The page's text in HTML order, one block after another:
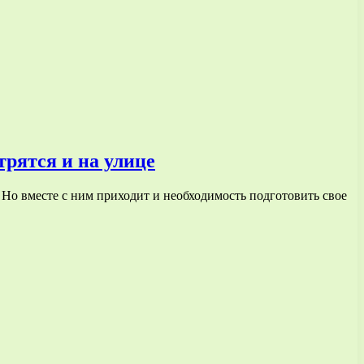
и на улице
вместе с ним приходит и необходимость подготовить свое